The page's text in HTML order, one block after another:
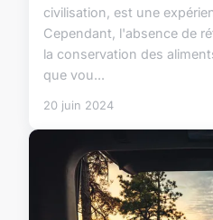
civilisation, est une
Cependant, l'absence de
la conservation des
que vou...
20 juin 2024